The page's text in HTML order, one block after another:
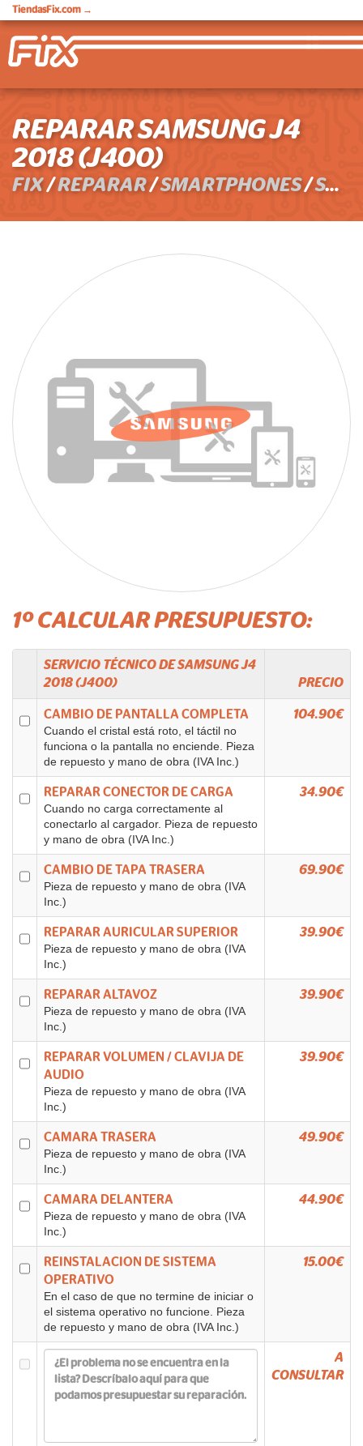
TiendasFix.com →
REPARAR SAMSUNG J4
2018 (J400)
FIX/REPARAR/SMARTPHONES/SAMSUNG
1º CALCULAR PRESUPUESTO:
SERVICIO TÉCNICO DESAMSUNGJ4
2018 (J400)
PRECIO
CAMBIO DE PANTALLA COMPLETA
Cuando el cristal está roto, el táctil no
funciona o la pantalla no enciende. Pieza
de repuesto y mano de obra (IVA Inc.)
104.90€
REPARAR CONECTOR DE CARGA
Cuando no carga correctamente al
conectarlo al cargador. Pieza de repuesto
y mano de obra (IVA Inc.)
34.90€
CAMBIO DE TAPA TRASERA
Pieza de repuesto y mano de obra (IVA
Inc.)
69.90€
REPARAR AURICULAR SUPERIOR
Pieza de repuesto y mano de obra (IVA
Inc.)
39.90€
REPARAR ALTAVOZ
Pieza de repuesto y mano de obra (IVA
Inc.)
39.90€
REPARAR VOLUMEN / CLAVIJA DE
AUDIO
Pieza de repuesto y mano de obra (IVA
Inc.)
39.90€
CAMARA TRASERA
Pieza de repuesto y mano de obra (IVA
Inc.)
49.90€
CAMARA DELANTERA
Pieza de repuesto y mano de obra (IVA
Inc.)
44.90€
REINSTALACION DE SISTEMA
OPERATIVO
En el caso de que no termine de iniciar o
el sistema operativo no funcione. Pieza
de repuesto y mano de obra (IVA Inc.)
15.00€
A
CONSULTAR